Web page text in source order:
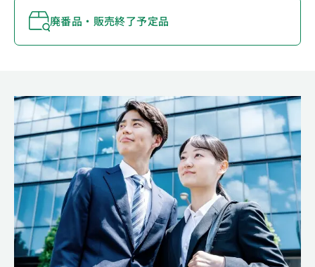
廃番品・販売終了予定品